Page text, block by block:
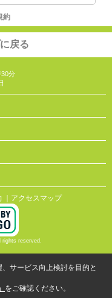
約
戻る
分
｜アクセスマップ
reserved.
サービス向上検討を目的と
をご確認ください。